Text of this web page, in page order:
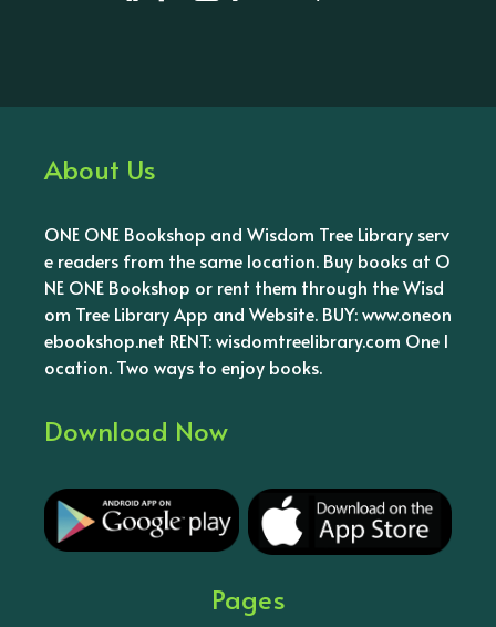
About Us
ONE ONE Bookshop and Wisdom Tree Library serv
e readers from the same location. Buy books at O
NE ONE Bookshop or rent them through the Wisd
om Tree Library App and Website. BUY: www.oneon
ebookshop.net RENT: wisdomtreelibrary.com One l
ocation. Two ways to enjoy books.
Download Now
Pages